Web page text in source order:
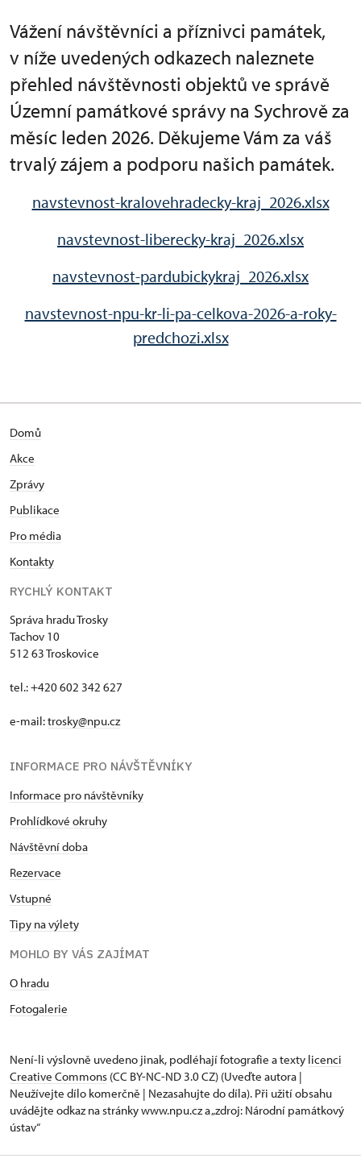
Vážení návštěvníci a příznivci památek,
v níže uvedených odkazech naleznete
přehled návštěvnosti objektů ve správě
Územní památkové správy na Sychrově za
měsíc leden 2026. Děkujeme Vám za váš
trvalý zájem a podporu našich památek.
navstevnost-kralovehradecky-kraj_2026.xlsx
navstevnost-liberecky-kraj_2026.xlsx
navstevnost-pardubickykraj_2026.xlsx
navstevnost-npu-kr-li-pa-celkova-2026-a-roky-
predchozi.xlsx
Domů
Akce
Zprávy
Publikace
Pro média
Kontakty
RYCHLÝ KONTAKT
Správa hradu Trosky
Tachov 10
512 63 Troskovice
tel.: +420 602 342 627
e-mail:trosky@npu.cz
INFORMACE PRO NÁVŠTĚVNÍKY
Informace pro návštěvníky
Prohlídkové okruhy
Návštěvní doba
Rezervace
Vstupné
Tipy na výlety
MOHLO BY VÁS ZAJÍMAT
O hradu
Fotogalerie
Není-li výslovně uvedeno jinak, podléhají fotografie a texty licenci
Creative Commons (CC BY-NC-ND 3.0 CZ) (Uveďte autora |
Neužívejte dílo komerčně | Nezasahujte do díla). Při užití obsahu
uvádějte odkaz na stránky www.npu.cz a „zdroj: Národní památkový
ústav“